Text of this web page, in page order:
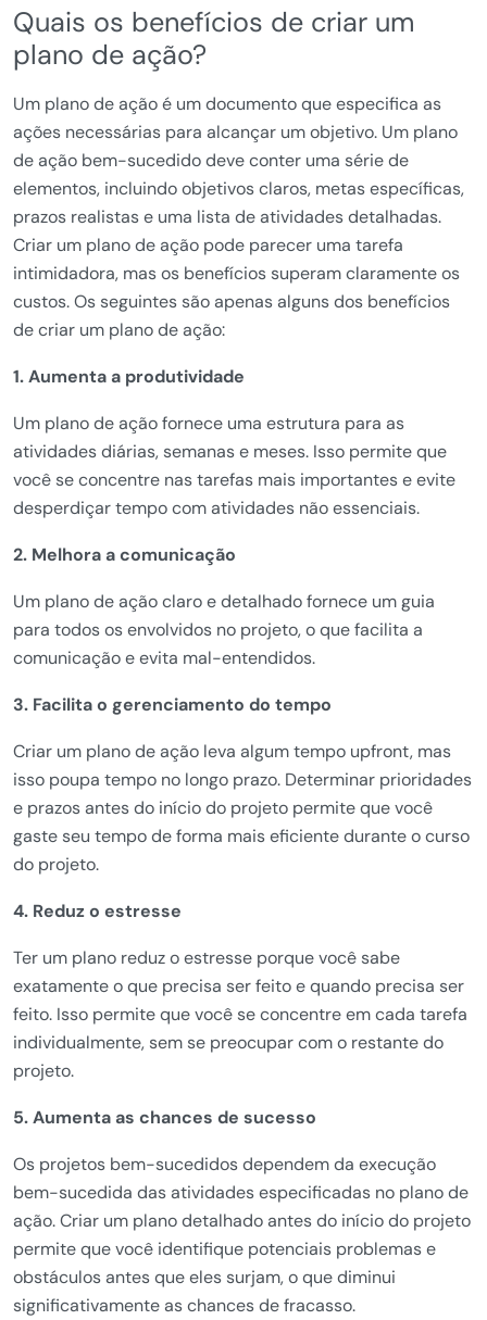
Quais os benefícios de criar um
plano de ação?
Um plano de ação é um documento que especifica as
ações necessárias para alcançar um objetivo. Um plano
de ação bem-sucedido deve conter uma série de
elementos, incluindo objetivos claros, metas específicas,
prazos realistas e uma lista de atividades detalhadas.
Criar um plano de ação pode parecer uma tarefa
intimidadora, mas os benefícios superam claramente os
custos. Os seguintes são apenas alguns dos benefícios
de criar um plano de ação:
1. Aumenta a produtividade
Um plano de ação fornece uma estrutura para as
atividades diárias, semanas e meses. Isso permite que
você se concentre nas tarefas mais importantes e evite
desperdiçar tempo com atividades não essenciais.
2. Melhora a comunicação
Um plano de ação claro e detalhado fornece um guia
para todos os envolvidos no projeto, o que facilita a
comunicação e evita mal-entendidos.
3. Facilita o gerenciamento do tempo
Criar um plano de ação leva algum tempo upfront, mas
isso poupa tempo no longo prazo. Determinar prioridades
e prazos antes do início do projeto permite que você
gaste seu tempo de forma mais eficiente durante o curso
do projeto.
4. Reduz o estresse
Ter um plano reduz o estresse porque você sabe
exatamente o que precisa ser feito e quando precisa ser
feito. Isso permite que você se concentre em cada tarefa
individualmente, sem se preocupar com o restante do
projeto.
5. Aumenta as chances de sucesso
Os projetos bem-sucedidos dependem da execução
bem-sucedida das atividades especificadas no plano de
ação. Criar um plano detalhado antes do início do projeto
permite que você identifique potenciais problemas e
obstáculos antes que eles surjam, o que diminui
significativamente as chances de fracasso.